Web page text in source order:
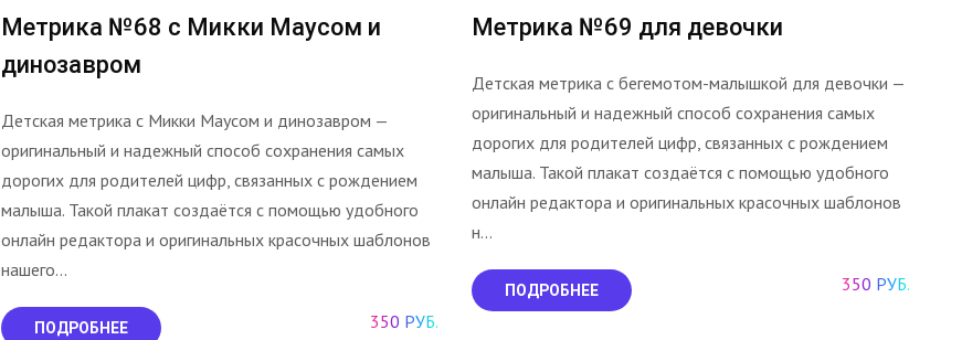
Метрика №68 с Микки Маусом и
динозавром
Детская метрика с Микки Маусом и динозавром —
оригинальный и надежный способ сохранения самых
дорогих для родителей цифр, связанных с рождением
малыша. Такой плакат создаётся с помощью удобного
онлайн редактора и оригинальных красочных шаблонов
нашего...
ПОДРОБНЕЕ 350 РУБ.
Метрика №69 для девочки
Детская метрика с бегемотом-малышкой для девочки —
оригинальный и надежный способ сохранения самых
дорогих для родителей цифр, связанных с рождением
малыша. Такой плакат создаётся с помощью удобного
онлайн редактора и оригинальных красочных шаблонов
н...
ПОДРОБНЕЕ 350 РУБ.